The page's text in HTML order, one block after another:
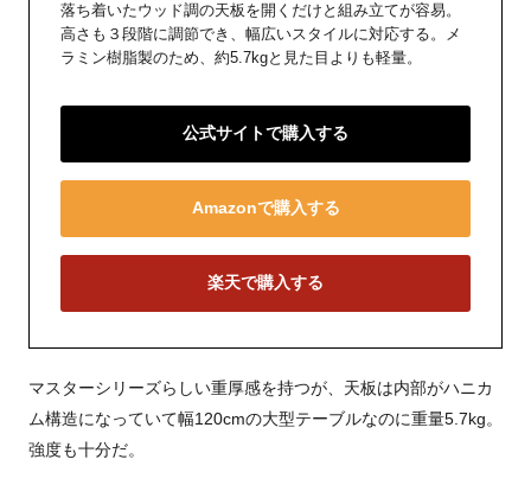
落ち着いたウッド調の天板を開くだけと組み立てが容易。
高さも３段階に調節でき、幅広いスタイルに対応する。メ
ラミン樹脂製のため、約5.7kgと見た目よりも軽量。
公式サイトで購入する
Amazonで購入する
楽天で購入する
マスターシリーズらしい重厚感を持つが、天板は内部がハニカ
ム構造になっていて幅120cmの大型テーブルなのに重量5.7kg。
強度も十分だ。